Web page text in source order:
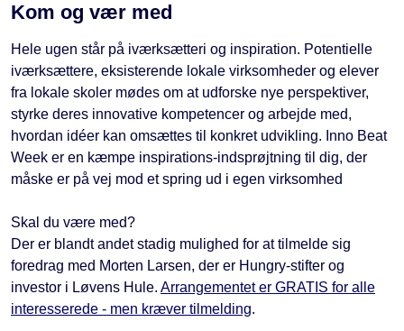
Kom og vær med
Hele ugen står på iværksætteri og inspiration. Potentielle
iværksættere, eksisterende lokale virksomheder og elever
fra lokale skoler mødes om at udforske nye perspektiver,
styrke deres innovative kompetencer og arbejde med,
hvordan idéer kan omsættes til konkret udvikling. Inno Beat
Week er en kæmpe inspirations-indsprøjtning til dig, der
måske er på vej mod et spring ud i egen virksomhed
Skal du være med?
Der er blandt andet stadig mulighed for at tilmelde sig
foredrag med Morten Larsen, der er Hungry-stifter og
investor i Løvens Hule. Arrangementet er GRATIS for alle
interesserede - men kræver tilmelding.